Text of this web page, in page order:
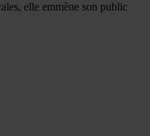
elle emmène son public